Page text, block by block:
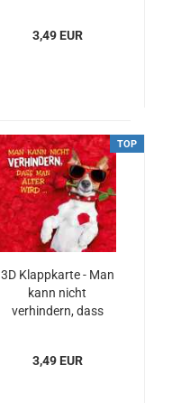
3,49 EUR
TOP
3D Klappkarte - Man
kann nicht
verhindern, dass
3,49 EUR